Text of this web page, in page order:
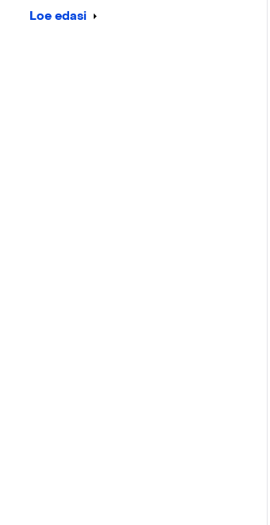
Loe edasi